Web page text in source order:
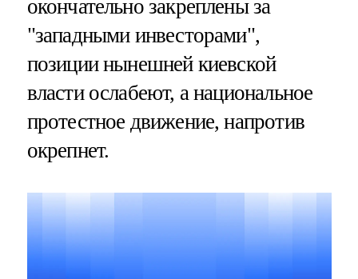
окончательно закреплены за
"западными инвесторами",
позиции нынешней киевской
власти ослабеют, а национальное
протестное движение, напротив
окрепнет.